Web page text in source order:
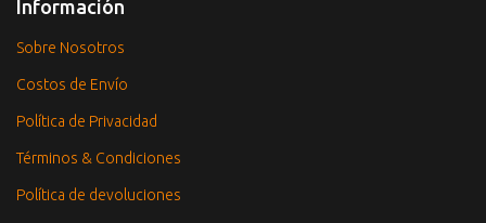
Información
Sobre Nosotros
Costos de Envío
Política de Privacidad
Términos & Condiciones
Política de devoluciones